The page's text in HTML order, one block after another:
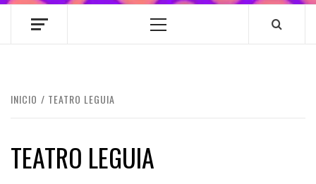
Menú
INICIO TEATRO LEGUIA
TEATRO LEGUIA